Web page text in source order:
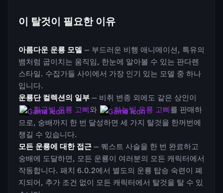
이 탈것이 필요한 이유
아름다운 운룡 모델 — 부드러운 비행 애니메이션, 특유의
뱀처럼 굽이치는 움직임, 한눈에 알아볼 수 있는 판다렌
스타일. 수집가들 사이에서 가장 인기 있는 모델 중 하나
입니다.
운룡단 컬렉션의 일부 — 비취 변종 외에도 같은 상인이
황금빛 운룡 고삐와 하늘빛 운룡 고삐를 판매하
므로, 숭배까지 한 번 달성하면 세 가지 탈것을 한꺼번에
챙길 수 있습니다.
모든 운룡에 대한 접근 — 퀘스트 사슬을 한 번 완료하고
숭배에 도달하면, 모든 운룡이 여러분의 모든 캐릭터에서
작동합니다. 패치 6.0.2에서 별도의 운룡 탑승 숙련이 폐
지되어, 추가 조건 없이 모든 캐릭터에서 탈것을 탈 수 있